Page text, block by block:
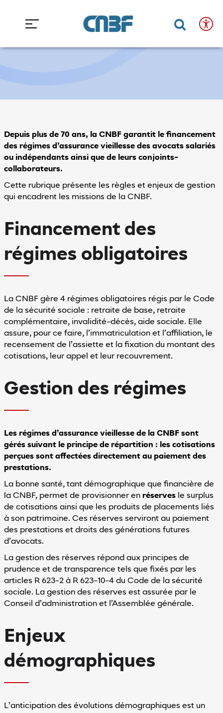
Confort
lecture
texte
la taille du texte
Augmenter la taille du texte
Mode
clair/sombre
Espacement
lignes
l'espacement entre les lignes'
Augmenter l'espacement entre les lignes
Accessibilité
savoir
plus
Réinitialiser
les valeurs
par défaut
avez
des
difficultés
pour
utiliser
notre
site
Contactez-
nous
Missions
Depuis plus de 70 ans, la CNBF garantit le financement
des régimes d’assurance vieillesse des avocats salariés
ou indépendants ainsi que de leurs conjoints-
collaborateurs.
Cette rubrique présente les règles et enjeux de gestion
qui encadrent les missions de la CNBF.
Financement des
régimes obligatoires
La CNBF gère 4 régimes obligatoires régis par le Code
de la sécurité sociale : retraite de base, retraite
complémentaire, invalidité-décès, aide sociale. Elle
assure, pour ce faire, l’immatriculation et l’affiliation, le
recensement de l’assiette et la fixation du montant des
cotisations, leur appel et leur recouvrement.
Gestion des régimes
Les régimes d’assurance vieillesse de la CNBF sont
gérés suivant le principe de répartition : les cotisations
perçues sont affectées directement au paiement des
prestations.
La bonne santé, tant démographique que financière de
la CNBF, permet de provisionner en réservesle surplus
de cotisations ainsi que les produits de placements liés
à son patrimoine. Ces réserves serviront au paiement
des prestations et droits des générations futures
d’avocats.
La gestion des réserves répond aux principes de
prudence et de transparence tels que fixés par les
articles R 623-2 à R 623-10-4 du Code de la sécurité
sociale. La gestion des réserves est assurée par le
Conseil d’administration et l’Assemblée générale.
Enjeux
démographiques
L’anticipation des évolutions démographiques est un